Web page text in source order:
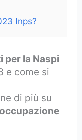
Inps?
per la Naspi
e come si
di più su